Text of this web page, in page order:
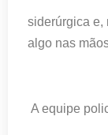
siderúrgica e,
algo nas
A equipe